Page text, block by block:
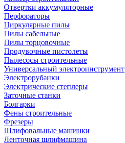
Отвертки аккумуляторные
Перфораторы
Циркулярные пилы
Пилы сабельные
Пилы торцовочные
Продувочные пистолеты
Пылесосы строительные
Универсальный электроинструмент
Электрорубанки
Электрические степлеры
Заточные станки
Болгарки
Фены строительные
Фрезеры
Шлифовальные машинки
Ленточная шлифмашина